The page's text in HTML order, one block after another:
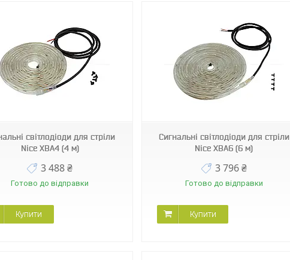
світлодіоди для стріли
Nice XBA4 (4 м)
3 488 ₴
Готово до відправки
Купити
Сигнальні світлодіоди для стріли
Nice XBA6 (6 м)
3 796 ₴
Готово до відправки
Купити
XBA18